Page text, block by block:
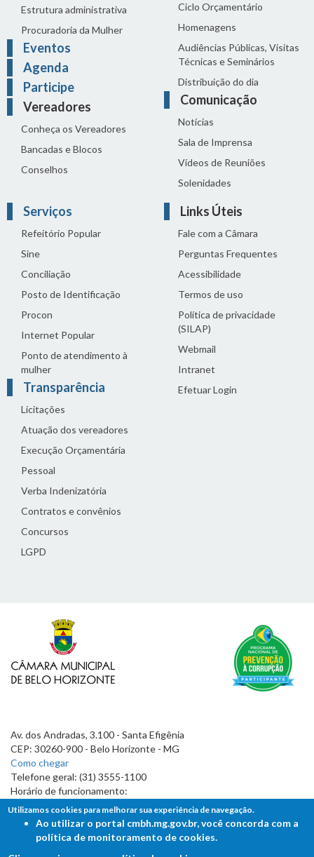
Estrutura administrativa
Procuradoria da Mulher
Eventos
Agenda
Participe
Vereadores
Conheça os Vereadores
Bancadas e Blocos
Conselhos
Ciclo Orçamentário
Homenagens
Audiências Públicas, Visitas
Técnicas e Seminários
Distribuição do dia
Comunicação
Notícias
Sala de Imprensa
Vídeos de Reuniões
Solenidades
Serviços
Refeitório Popular
Sine
Conciliação
Posto de Identificação
Procon
Internet Popular
Ponto de atendimento à
mulher
Transparência
Licitações
Atuação dos vereadores
Execução Orçamentária
Pessoal
Verba Indenizatória
Contratos e convênios
Concursos
LGPD
Links Úteis
Fale com a Câmara
Perguntas Frequentes
Acessibilidade
Termos de uso
Política de privacidade
(SILAP)
Webmail
Intranet
Efetuar Login
Av. dos Andradas, 3.100 - Santa Efigênia
CEP: 30260-900 - Belo Horizonte - MG
Como chegar
Telefone geral: (31) 3555-1100
Horário de funcionamento:
7h às 19h
Utilizamos cookies para melhorar sua experiência de navegação.
Ao utilizar o portal cmbh.mg.gov.br, você concorda com a
política de monitoramento de cookies.